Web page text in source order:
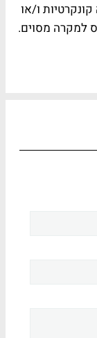
ו/או
למקרה מסוים.